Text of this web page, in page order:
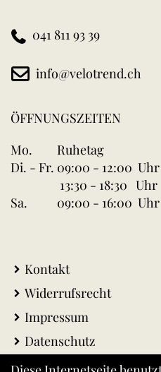
041 811 93 39
info@velotrend.ch
ÖFFNUNGSZEITEN
Mo.
Ruhetag
Di. - Fr. 09:00 - 12:00 Uhr
13:30 - 18:30 Uhr
Sa.
09:00 - 16:00 Uhr
Kontakt
Widerrufsrecht
Impressum
Datenschutz
AGB